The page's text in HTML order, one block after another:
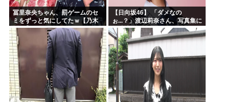
冨里奈央ちゃん、罰ゲームのセ
ミをずっと気にしてたｗ【乃木
坂46】
【日向坂46】 「ダメなの
ぉ...？」渡辺莉奈さん、写真集に
興味津々